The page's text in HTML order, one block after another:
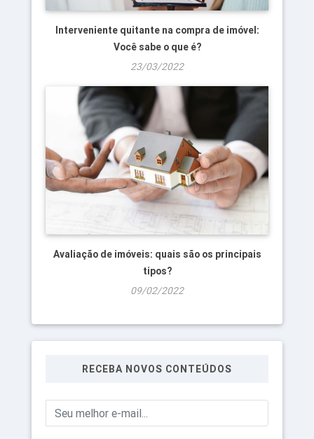
Interveniente quitante na compra de imóvel:
Você sabe o que é?
23/03/2022
Avaliação de imóveis: quais são os principais
tipos?
09/02/2022
RECEBA NOVOS CONTEÚDOS